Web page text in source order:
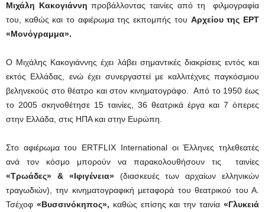
Μιχάλη Κακογιάννη προβάλλοντας ταινίες από τη φιλμογραφία
του, καθώς και το αφιέρωμα της εκπομπής του Αρχείου της ΕΡΤ
«Μονόγραμμα».
Ο Μιχάλης Κακογιάννης έχει λάβει σημαντικές διακρίσεις εντός και
εκτός Ελλάδας, ενώ έχει συνεργαστεί με καλλιτέχνες παγκόσμιου
βεληνεκούς στο θέατρο και στον κινηματογράφο. Από το 1950 έως
το 2005 σκηνοθέτησε 15 ταινίες, 36 θεατρικά έργα και 7 όπερες
στην Ελλάδα, στις ΗΠΑ και στην Ευρώπη.
Στο αφιέρωμα του ERTFLIX International οι Έλληνες τηλεθεατές
ανά τον κόσμο μπορούν να παρακολουθήσουν τις ταινίες
«Τρωάδες» & «Ιφιγένεια»(διασκευές των αρχαίων ελληνικών
τραγωδιών), την κινηματογραφική μεταφορά του θεατρικού του Α.
Τσέχοφ «Βυσσινόκηπος», καθώς επίσης και την ταινία«Γλυκειά